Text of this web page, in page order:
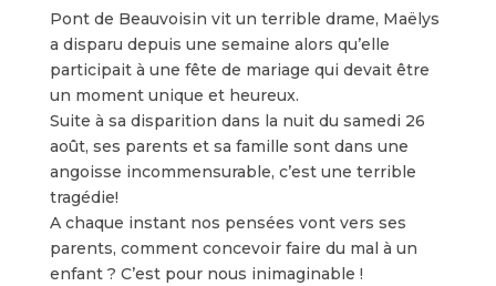
Pont de Beauvoisin vit un terrible drame, Maëlys
a disparu depuis une semaine alors qu’elle
participait à une fête de mariage qui devait être
un moment unique et heureux.
Suite à sa disparition dans la nuit du samedi 26
août, ses parents et sa famille sont dans une
angoisse incommensurable, c’est une terrible
tragédie!
A chaque instant nos pensées vont vers ses
parents, comment concevoir faire du mal à un
enfant ? C’est pour nous inimaginable !